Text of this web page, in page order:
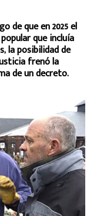
de que en 2025 el
que incluía
la posibilidad de
frenó la
de un decreto.